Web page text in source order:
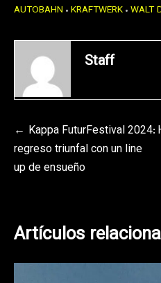
AUTOBAHN KRAFTWERK WALT
Staff
Navegación
de
Kappa FuturFestival 2024:
regreso triunfal con un line
up de ensueño
Artículos